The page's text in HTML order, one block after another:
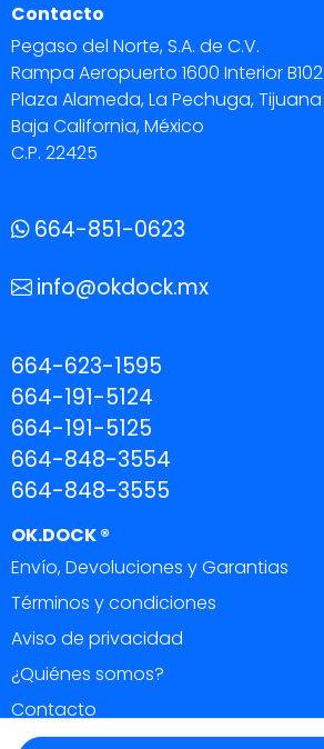
Contacto
Pegaso del Norte, S.A. de C.V.
Rampa Aeropuerto 1600 Interior B102
Plaza Alameda, La Pechuga, Tijuana
Baja California, México
C.P. 22425
664-851-0623
info@okdock.mx
664-623-1595
664-191-5124
664-191-5125
664-848-3554
664-848-3555
OK.DOCK ®
Envío, Devoluciones y Garantias
Términos y condiciones
Aviso de privacidad
¿Quiénes somos?
Contacto